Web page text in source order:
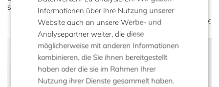
Seide und Kaschmir
1.079 €
629 €
und Kaschmir
459 €
Informationen über Ihre Nutzung unserer
Website auch an unsere Werbe- und
Analysepartner weiter, die diese
möglicherweise mit anderen Informationen
kombinieren, die Sie ihnen bereitgestellt
haben oder die sie im Rahmen Ihrer
Nutzung ihrer Dienste gesammelt haben.